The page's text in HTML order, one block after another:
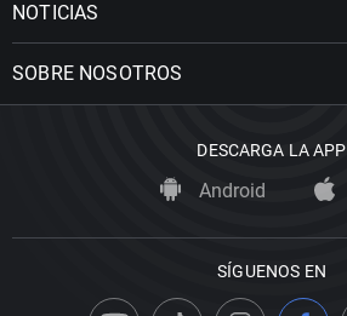
NOTICIAS
SOBRE NOSOTROS
DESCARGA LA APP
Android
SÍGUENOS EN